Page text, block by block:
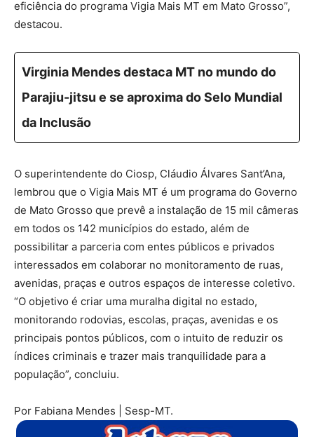
eficiência do programa Vigia Mais MT em Mato Grosso”,
destacou.
Virginia Mendes destaca MT no mundo do
Parajiu-jitsu e se aproxima do Selo Mundial
da Inclusão
O superintendente do Ciosp, Cláudio Álvares Sant’Ana,
lembrou que o Vigia Mais MT é um programa do Governo
de Mato Grosso que prevê a instalação de 15 mil câmeras
em todos os 142 municípios do estado, além de
possibilitar a parceria com entes públicos e privados
interessados em colaborar no monitoramento de ruas,
avenidas, praças e outros espaços de interesse coletivo.
“O objetivo é criar uma muralha digital no estado,
monitorando rodovias, escolas, praças, avenidas e os
principais pontos públicos, com o intuito de reduzir os
índices criminais e trazer mais tranquilidade para a
população”, concluiu.
Por Fabiana Mendes | Sesp-MT.